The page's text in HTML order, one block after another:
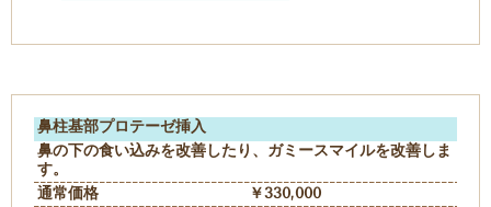
鼻柱基部プロテーゼ挿入
鼻の下の食い込みを改善したり、ガミースマイルを改善しま
す。
通常価格
￥330,000